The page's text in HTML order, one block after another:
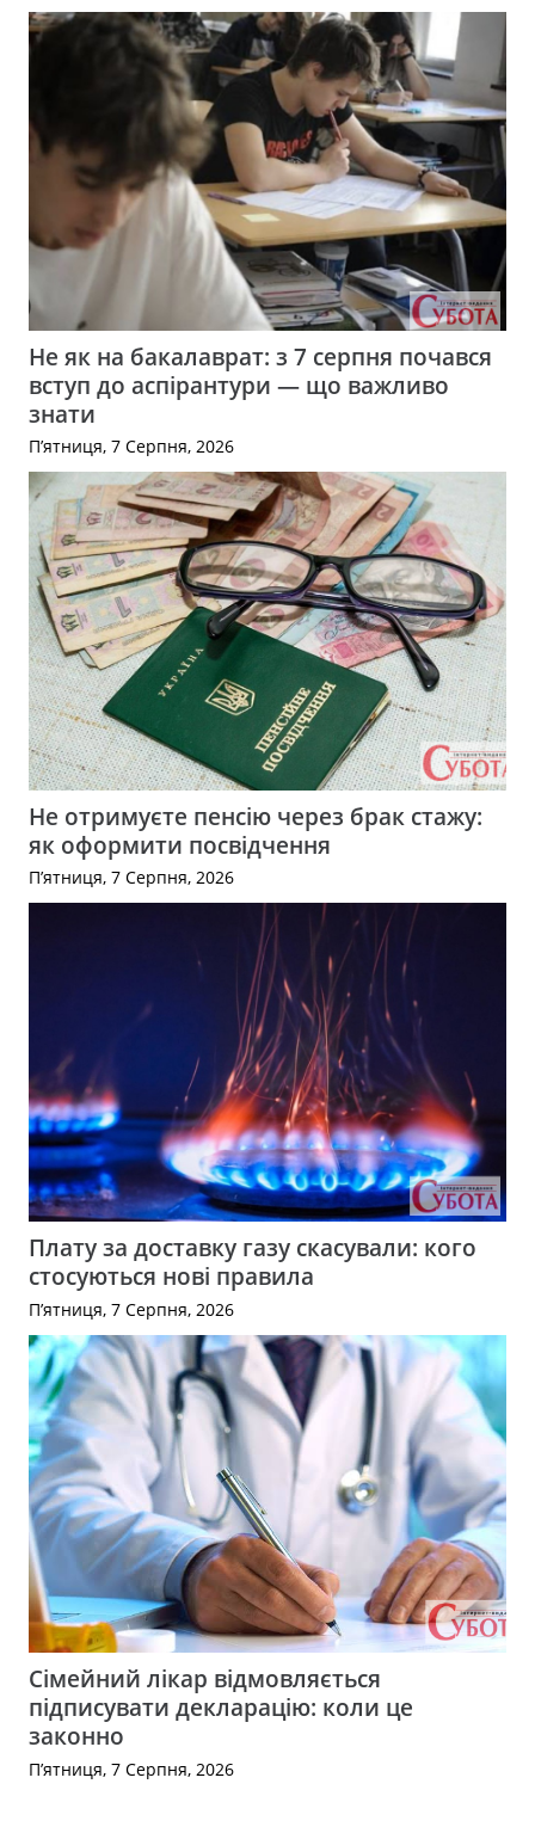
Не як на бакалаврат: з 7 серпня почався
вступ до аспірантури — що важливо
знати
П’ятниця, 7 Серпня, 2026
Не отримуєте пенсію через брак стажу:
як оформити посвідчення
П’ятниця, 7 Серпня, 2026
Плату за доставку газу скасували: кого
стосуються нові правила
П’ятниця, 7 Серпня, 2026
Сімейний лікар відмовляється
підписувати декларацію: коли це
законно
П’ятниця, 7 Серпня, 2026